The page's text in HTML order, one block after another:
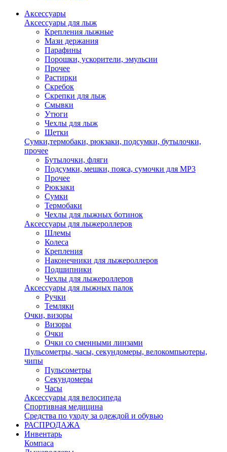
Аксессуары
Аксессуары для лыж
Крепления лыжные
Мази держания
Парафины
Порошки, ускорители, эмульсии
Прочее
Растирки
Скребок
Скрепки для лыж
Смывки
Утюги
Чехлы для лыж
Щетки
Сумки,термобаки, рюкзаки, подсумки, бутылочки,
прочее
Бутылочки, фляги
Подсумки, мешки, пояса, сумочки для MP3
Прочее
Рюкзаки
Сумки
Термобаки
Чехлы для лыжных ботинок
Аксессуары для лыжероллеров
Шлемы
Колеса
Крепления
Наконечники для лыжероллеров
Подшипники
Чехлы для лыжероллеров
Аксессуары для лыжных палок
Ручки
Темляки
Очки, визоры
Визоры
Очки
Очки со сменными линзами
Пульсометры, часы, секундомеры, велокомпьютеры,
чипы
Пульсометры
Секундомеры
Часы
Аксессуары для велосипеда
Спортивная медицина
Средства по уходу за одеждой и обувью
РАСПРОДАЖА
Инвентарь
Компаса